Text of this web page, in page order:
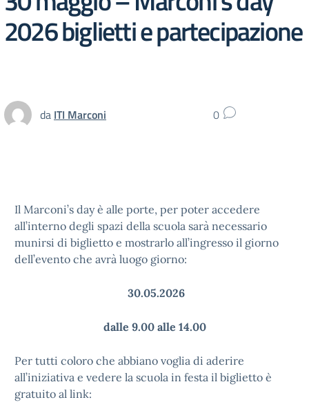
2026 biglietti e partecipazione
da ITI Marconi 0
Il Marconi’s day è alle porte, per poter accedere
all’interno degli spazi della scuola sarà necessario
munirsi di biglietto e mostrarlo all’ingresso il giorno
dell’evento che avrà luogo giorno:
30.05.2026
dalle 9.00 alle 14.00
Per tutti coloro che abbiano voglia di aderire
all’iniziativa e vedere la scuola in festa il biglietto è
gratuito al link: